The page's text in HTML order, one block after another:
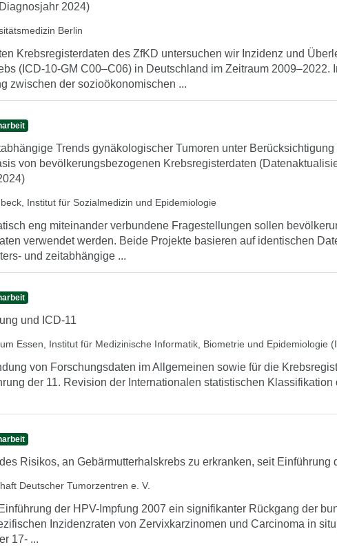
2024)
Berlin
Krebsregisterdaten des ZfKD untersuchen wir Inzidenz und
(ICD-10-GM C00–C06) in Deutschland im Zeitraum 2009–2022.
zwischen der sozioökonomischen ...
Trends gynäkologischer Tumoren unter
von bevölkerungsbezogenen Krebsregisterdaten
Institut für Sozialmedizin und Epidemiologie
eng miteinander verbundene Fragestellungen sollen
verwendet werden. Beide Projekte basieren auf identischen
und zeitabhängige ...
und ICD-11
Essen, Institut für Medizinische Informatik, Biometrie und Epidemiologie
von Forschungsdaten im Allgemeinen sowie für die
der 11. Revision der Internationalen statistischen Klassifikation
Risikos, an Gebärmutterhalskrebs zu erkranken, seit Einführung
Deutscher Tumorzentren e. V.
der HPV-Impfung 2007 ein signifikanter Rückgang der
Inzidenzraten von Zervixkarzinomen und Carcinoma in
17- ...